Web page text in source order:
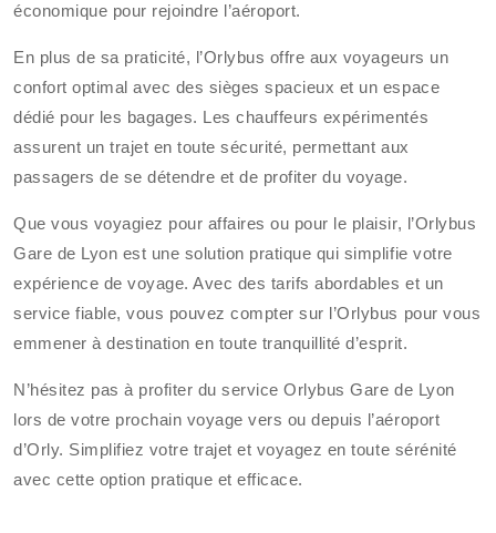
économique pour rejoindre l’aéroport.
En plus de sa praticité, l’Orlybus offre aux voyageurs un
confort optimal avec des sièges spacieux et un espace
dédié pour les bagages. Les chauffeurs expérimentés
assurent un trajet en toute sécurité, permettant aux
passagers de se détendre et de profiter du voyage.
Que vous voyagiez pour affaires ou pour le plaisir, l’Orlybus
Gare de Lyon est une solution pratique qui simplifie votre
expérience de voyage. Avec des tarifs abordables et un
service fiable, vous pouvez compter sur l’Orlybus pour vous
emmener à destination en toute tranquillité d’esprit.
N’hésitez pas à profiter du service Orlybus Gare de Lyon
lors de votre prochain voyage vers ou depuis l’aéroport
d’Orly. Simplifiez votre trajet et voyagez en toute sérénité
avec cette option pratique et efficace.